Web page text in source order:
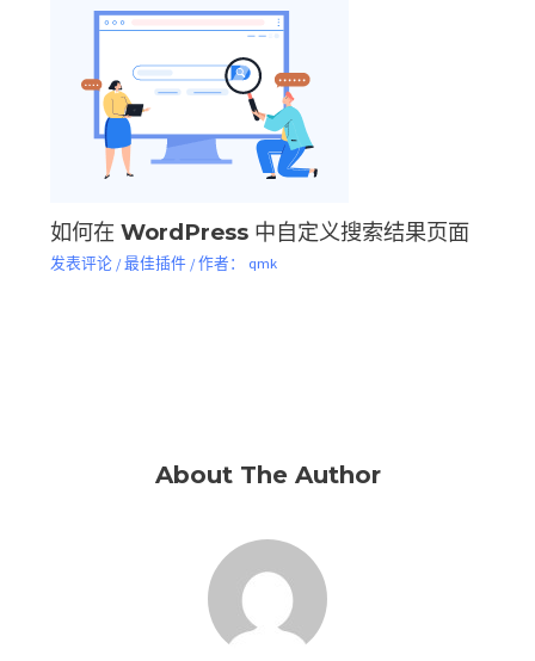
如何在 WordPress 中自定义搜索结果页面
发表评论 /最佳插件/ 作者： qmk
About The Author